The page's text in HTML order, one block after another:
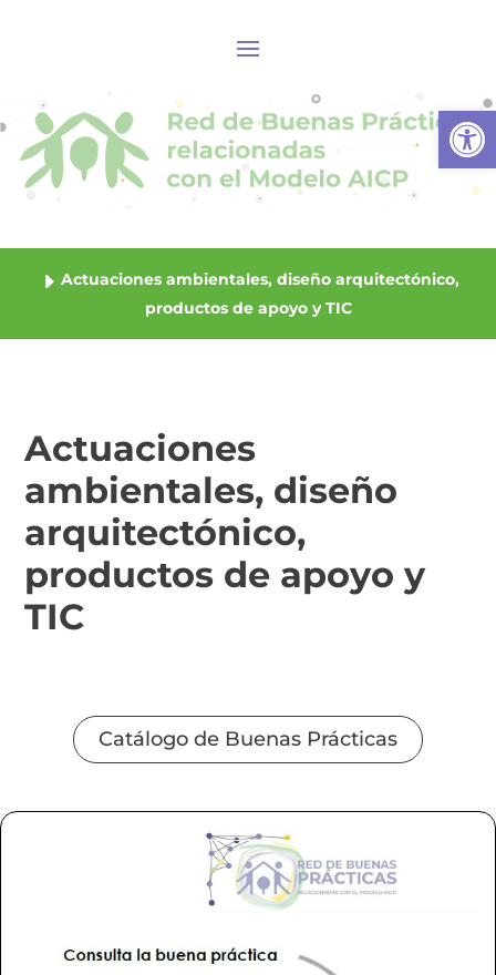
Actuaciones ambientales, diseño arquitectónico,
productos de apoyo y TIC
Actuaciones
ambientales, diseño
arquitectónico,
productos de apoyo y
TIC
Catálogo de Buenas Prácticas